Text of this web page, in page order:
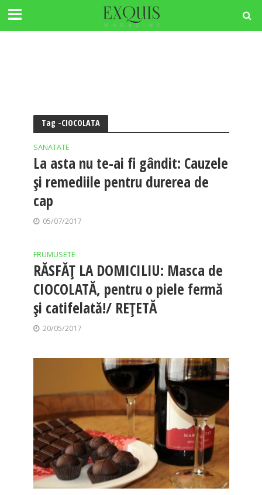
Tag -CIOCOLATA
SANATATE
La asta nu te-ai fi gândit: Cauzele
şi remediile pentru durerea de
cap
05/07/2017
FRUMUSETE
RĂSFĂȚ LA DOMICILIU: Masca de
CIOCOLATĂ, pentru o piele fermă
și catifelată!/ REȚETĂ
20/05/2017